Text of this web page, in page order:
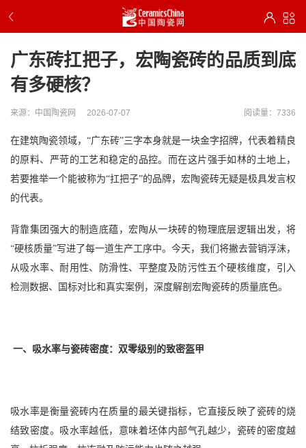
广东砖扛把子，宏陶瓷砖的品质到底
有多硬核？
来源：中国陶瓷网 2026-07-07 阅读量：7336
在建筑陶瓷领域， “广东砖”三字本身就是一块金字招牌，代表着精良
的原料、严苛的工艺和稳定的品控。而在这片强手如林的土地上，
若要推举一个能被称为“扛把子”的品牌，宏陶瓷砖无疑是极具发言权
的代表。
背靠集团强大的制造底蕴，宏陶从一块砖的物理底层逻辑出发，将
“硬核质量”写进了每一道生产工序中。今天，我们将撇去营销浮沫，
从吸水率、耐用性、防滑性、平整度及防污性五个硬核维度，引入
检测数据、国标对比和真实案例，深度解剖宏陶瓷砖的质量底色。
一、吸水率与瓷砖密度：双零级别的致密盔甲
吸水率是衡量瓷砖内在质量的最关键指标，它直接反映了瓷砖的烧
结致密度。吸水率越低，意味着坯体内部气孔越少，瓷砖的密度越